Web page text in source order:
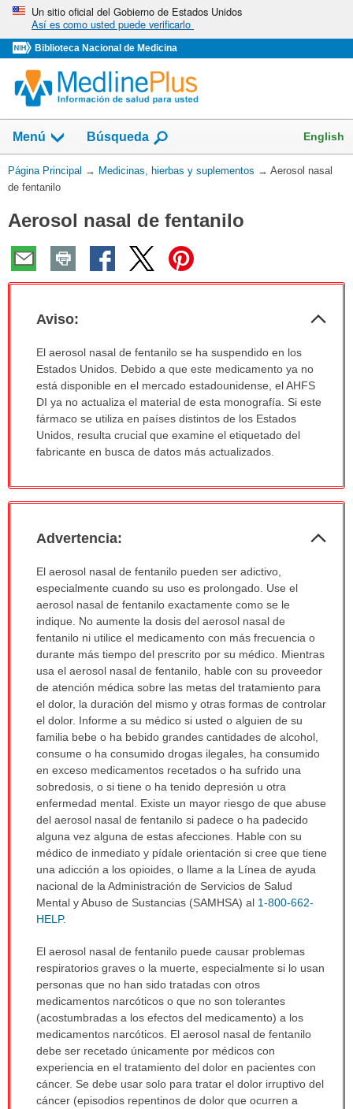
Omita
vaya
al
Contenido
Un sitio oficial del Gobierno de Estados Unidos
Así es como usted puede verificarlo
Biblioteca Nacional de Medicina
Menú
Mostrar
campo
de
Búsqueda English
Usted
está
Página Principal → Medicinas, hierbas y suplementos → Aerosol nasal
de fentanilo
Aerosol nasal de fentanilo
Aviso:
Aviso:
sido
extendido.
El aerosol nasal de fentanilo se ha suspendido en los
Estados Unidos. Debido a que este medicamento ya no
está disponible en el mercado estadounidense, el AHFS
DI ya no actualiza el material de esta monografía. Si este
fármaco se utiliza en países distintos de los Estados
Unidos, resulta crucial que examine el etiquetado del
fabricante en busca de datos más actualizados.
Advertencia:
Advertencia:
sido
extendido.
El aerosol nasal de fentanilo pueden ser adictivo,
especialmente cuando su uso es prolongado. Use el
aerosol nasal de fentanilo exactamente como se le
indique. No aumente la dosis del aerosol nasal de
fentanilo ni utilice el medicamento con más frecuencia o
durante más tiempo del prescrito por su médico. Mientras
usa el aerosol nasal de fentanilo, hable con su proveedor
de atención médica sobre las metas del tratamiento para
el dolor, la duración del mismo y otras formas de controlar
el dolor. Informe a su médico si usted o alguien de su
familia bebe o ha bebido grandes cantidades de alcohol,
consume o ha consumido drogas ilegales, ha consumido
en exceso medicamentos recetados o ha sufrido una
sobredosis, o si tiene o ha tenido depresión u otra
enfermedad mental. Existe un mayor riesgo de que abuse
del aerosol nasal de fentanilo si padece o ha padecido
alguna vez alguna de estas afecciones. Hable con su
médico de inmediato y pídale orientación si cree que tiene
una adicción a los opioides, o llame a la Línea de ayuda
nacional de la Administración de Servicios de Salud
Mental y Abuso de Sustancias (SAMHSA) al 1-800-662-
HELP.
El aerosol nasal de fentanilo puede causar problemas
respiratorios graves o la muerte, especialmente si lo usan
personas que no han sido tratadas con otros
medicamentos narcóticos o que no son tolerantes
(acostumbradas a los efectos del medicamento) a los
medicamentos narcóticos. El aerosol nasal de fentanilo
debe ser recetado únicamente por médicos con
experiencia en el tratamiento del dolor en pacientes con
cáncer. Se debe usar solo para tratar el dolor irruptivo del
cáncer (episodios repentinos de dolor que ocurren a